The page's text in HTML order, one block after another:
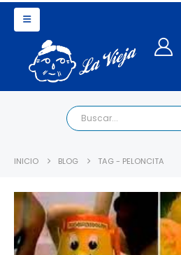
INICIO BLOG TAG - PELONCITA